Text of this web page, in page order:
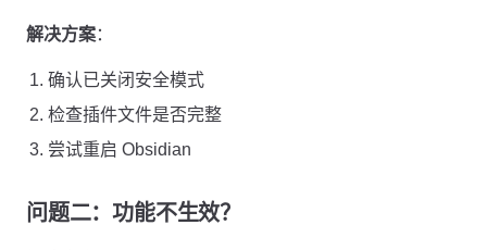
解决方案：
确认已关闭安全模式
检查插件文件是否完整
尝试重启 Obsidian
问题二：功能不生效？